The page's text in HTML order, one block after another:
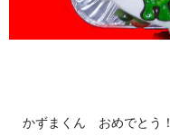
かずまくん おめでとう！